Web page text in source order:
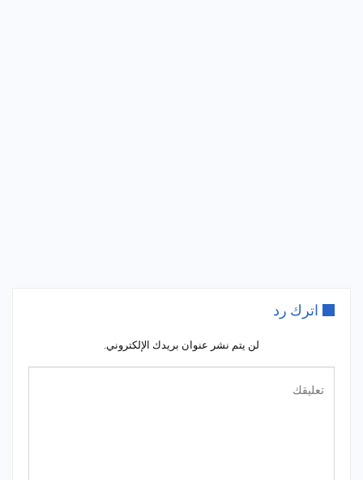
اترك رد
لن يتم نشر عنوان بريدك الإلكتروني.